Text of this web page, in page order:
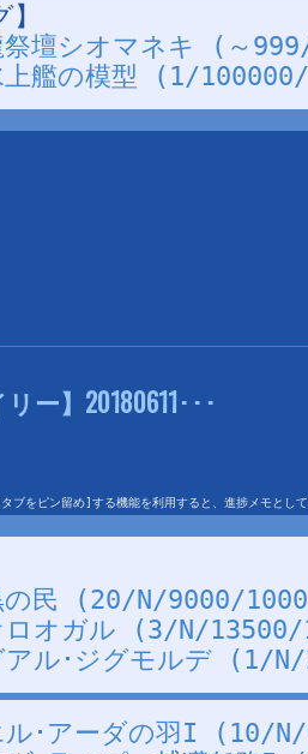
壇シオマネキ (～
上艦の模型 (1/
リー】20180611･･･
ピン留め]する機能を利用すると、進捗メモとして
の民 (20/N/9000/
ロオガル (3/N/13500/
アル･ジグモルデ (1/
ル･アーダの羽I (10/